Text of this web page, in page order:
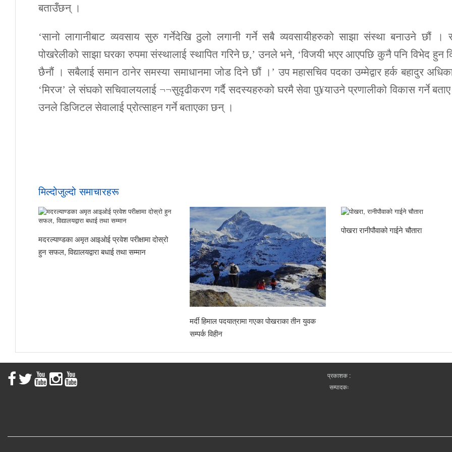
बताउँछन् ।
‘सानो लागानीबाट व्यवसाय सुरु गर्नेदेखि ठुलो लगानी गर्ने सबै व्यवसायीहरुको साझा संस्था बनाउने छौं ।
पोखरेलीको साझा घरका रुपमा संस्थालाई स्थापित गरिने छ,’ उनले भने, ‘विजयी भएर आएपछि कुनै पनि विभेद हुन
छैनौं । सबैलाई समान ठानेर समस्या समाधानमा जोड दिने छौं ।’ उप महासचिव पदका उम्मेद्वार हर्क बहादुर
‘मिरज’ ले संघको सचिवालयलाई ¬¬सुदृढीकरण गर्दै सदस्यहरुको घरमै सेवा पु¥याउने प्रणालीको विकास गर्ने
उनले डिजिटल सेवालाई प्रोत्साहन गर्ने बताएका छन् ।
मिल्दोजुल्दो समाचारहरू
मदरल्याण्डका अमृत आइओई प्रवेश परीक्षामा दोस्रो
हुन सफल, विद्यालयद्वारा बधाई तथा सम्मान
मर्दी हिमाल पदयात्रामा गएका पोखराका तीन युवक
सम्पर्क विहीन
पोखरा रानीपौवाको गाईने चौतारा
प्रकाशक :
सम्पादकः